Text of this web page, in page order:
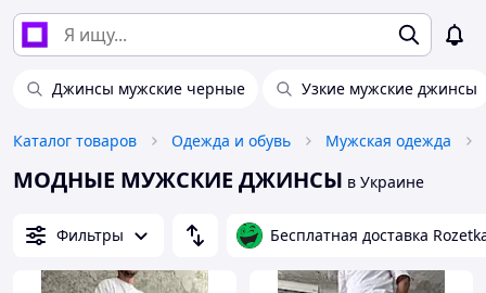
Джинсы мужские черные Узкие мужские джинсы
Каталог товаров Одежда и обувь Мужская одежда
МОДНЫЕ МУЖСКИЕ ДЖИНСЫ в Украине
Фильтры Бесплатная доставка